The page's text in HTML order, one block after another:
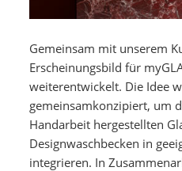
Gemeinsam mit unserem
Erscheinungsbild für
weiterentwickelt. Die Idee
gemeinsamkonzipiert, um
Handarbeit hergestellten
Designwaschbecken in
integrieren. In